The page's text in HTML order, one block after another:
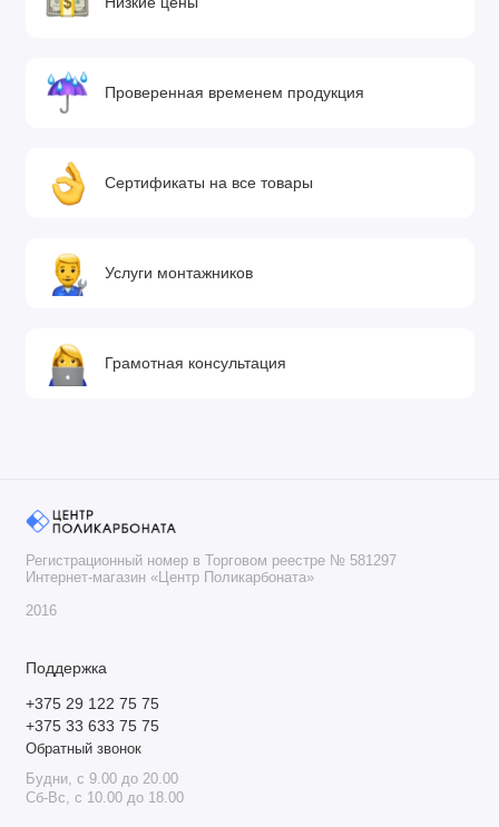
Проверенная временем продукция
Сертификаты на все товары
Услуги монтажников
Грамотная консультация
Регистрационный номер в Торговом реестре № 581297
Интернет-магазин «Центр Поликарбоната»
2016
Поддержка
+375 29 122 75 75
+375 33 633 75 75
Обратный звонок
Будни, с 9.00 до 20.00
Сб-Вс, с 10.00 до 18.00